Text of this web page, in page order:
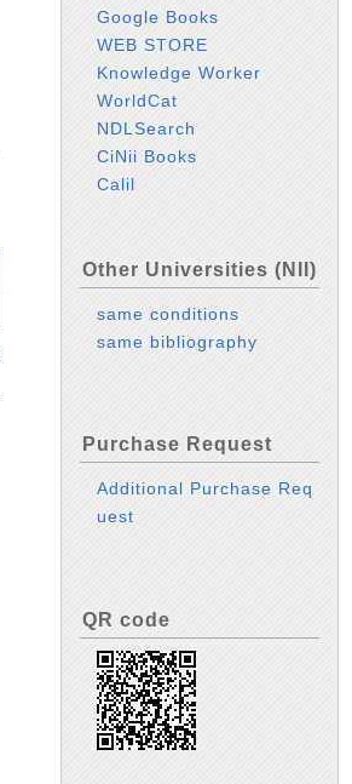
Google Books
WEB STORE
Knowledge Worker
WorldCat
NDLSearch
CiNii Books
Calil
Other Universities (NII)
same conditions
same bibliography
Purchase Request
Additional Purchase Req
uest
QR code